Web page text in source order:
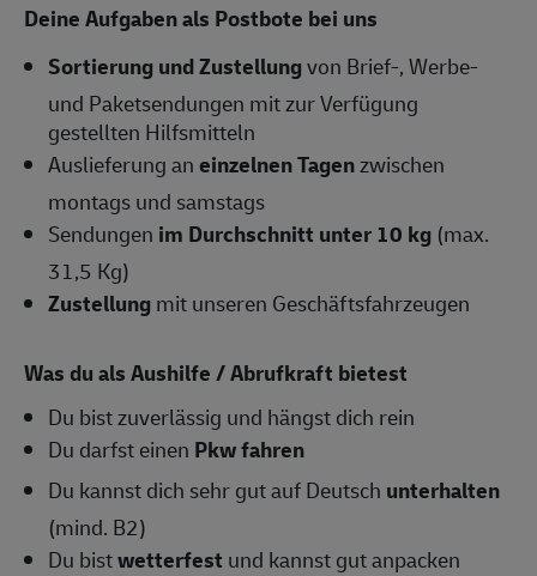
Deine Aufgaben als Postbote bei uns
Sortierung und Zustellungvon Brief-, Werbe-
und Paketsendungen mit zur Verfügung
gestellten Hilfsmitteln
Auslieferung aneinzelnen Tagenzwischen
montags und samstags
Sendungen im Durchschnitt unter 10 kg (max.
31,5 Kg)
Zustellungmit unseren Geschäftsfahrzeugen
Was du als Aushilfe / Abrufkraft bietest
Du bist zuverlässig und hängst dich rein
Du darfst einen Pkw fahren
Du kannst dich sehr gut auf Deutsch unterhalten
(mind. B2)
Du bistwetterfest und kannst gut anpacken